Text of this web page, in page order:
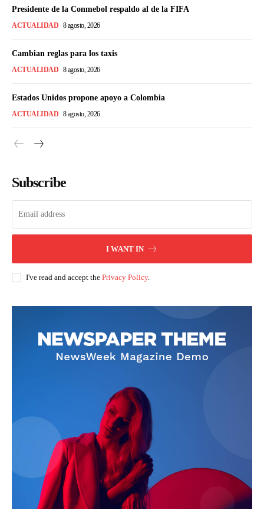
Presidente de la Conmebol respaldo al de la FIFA
ACTUALIDAD 8 agosto, 2026
Cambian reglas para los taxis
ACTUALIDAD 8 agosto, 2026
Estados Unidos propone apoyo a Colombia
ACTUALIDAD 8 agosto, 2026
Subscribe
I WANT IN
I've read and accept the Privacy Policy.